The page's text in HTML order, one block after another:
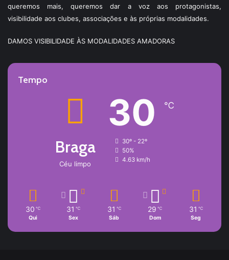
queremos mais, queremos dar a voz aos protagonistas,
visibilidade aos clubes, associações e às próprias modalidades.
DAMOS VISIBILIDADE ÀS MODALIDADES AMADORAS
Tempo
Braga
Céu limpo
30 ℃
30º - 22º
50%
4.63 km/h
30 ℃
Qui
31 ℃
Sex
31 ℃
Sáb
29 ℃
Dom
31 ℃
Seg